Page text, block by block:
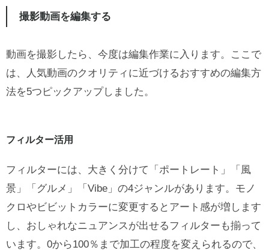
撮影動画を編集する
動画を撮影したら、今度は編集作業に入ります。ここで
は、人気動画のクオリティに近づけるおすすめの編集方
法を5つピックアップしました。
フィルター活用
フィルターには、大きく分けて「ポートレート」「風
景」「グルメ」「Vibe」の4ジャンルがあります。モノ
クロやビビットカラーに変更するとアート感が増します
し、おしゃれなニュアンスが出せるフィルターも揃って
います。0から100％まで加工の程度を変えられるので、